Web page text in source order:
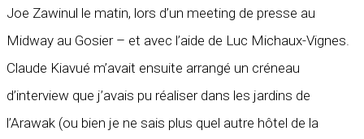
Joe Zawinul le matin, lors d’un meeting de presse au
Midway au Gosier – et avec l’aide de Luc Michaux-Vignes.
Claude Kiavué m’avait ensuite arrangé un créneau
d’interview que j’avais pu réaliser dans les jardins de
l’Arawak (ou bien je ne sais plus quel autre hôtel de la